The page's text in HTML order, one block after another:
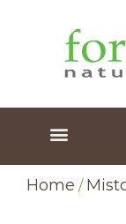
Home /